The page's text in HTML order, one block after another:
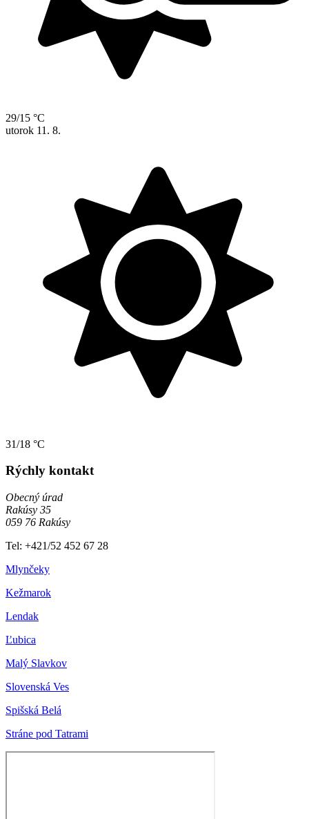
29/15 °C
utorok 11. 8.
31/18 °C
Rýchly kontakt
Obecný úrad
Rakúsy 35
059 76 Rakúsy
Tel: +421/52 452 67 28
Mlynčeky
Kežmarok
Lendak
Ľubica
Malý Slavkov
Slovenská Ves
Spišská Belá
Stráne pod Tatrami